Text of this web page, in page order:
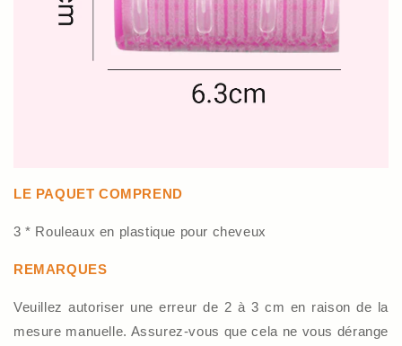
LE PAQUET COMPREND
3 * Rouleaux en plastique pour cheveux
REMARQUES
Veuillez autoriser une erreur de 2 à 3 cm en raison de la
mesure manuelle. Assurez-vous que cela ne vous dérange